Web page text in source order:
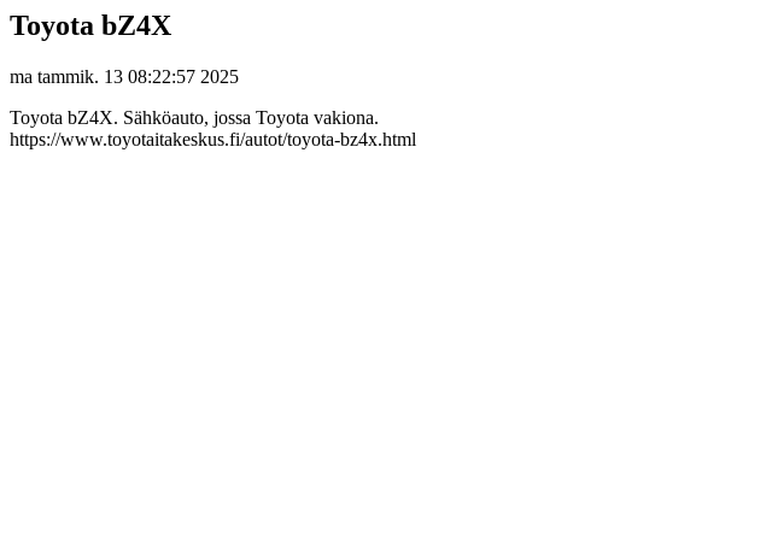
Toyota bZ4X
ma tammik. 13 08:22:57 2025
Toyota bZ4X. Sähköauto, jossa Toyota vakiona.
https://www.toyotaitakeskus.fi/autot/toyota-bz4x.html